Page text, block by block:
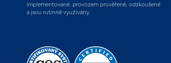
implementované, provozem prověřené, odzkoušené
a jsou rutinně využívány.